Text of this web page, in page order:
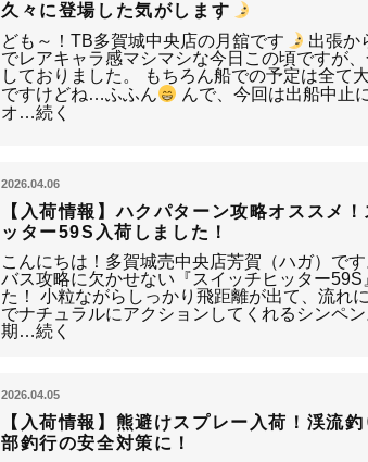
久々に登場した気がします
ども～！TB多賀城中央店の月舘です
出張か
でレアキャラ感マシマシな今日この頃ですが
しておりました。 もちろん船での予定は全て
ですけどね…ふふん
んで、今回は出船中止
オ…続く
2026.04.06
【入荷情報】ハクパターン攻略オススメ
ッター59S入荷しました！
こんにちは！多賀城売中央店芳賀（ハガ）で
バス攻略に欠かせない『スイッチヒッター59S
た！ 小粒ながらしっかり飛距離が出て、流れ
でナチュラルにアクションしてくれるシンペ
期…続く
2026.04.05
【入荷情報】熊避けスプレー入荷！渓流
部釣行の安全対策に！